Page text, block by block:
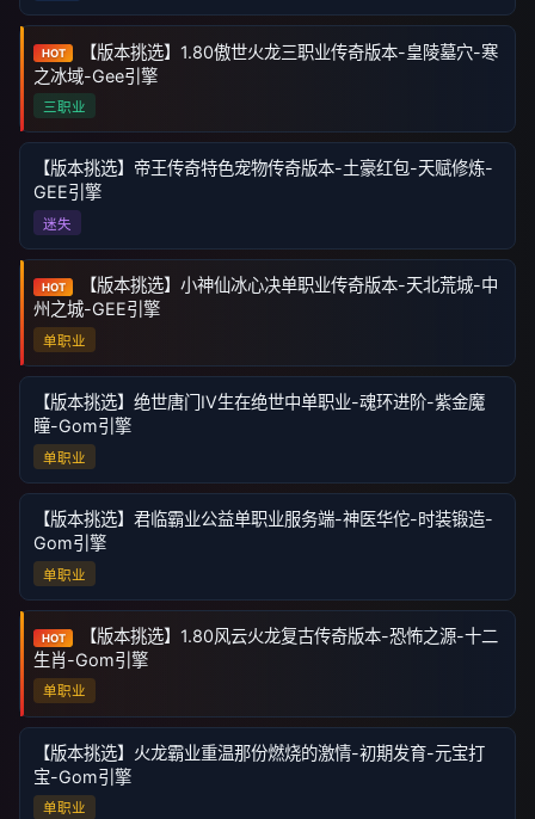
HOT
【版本挑选】1.80傲世火龙三职业传奇版本-皇陵墓穴-寒
之冰域-Gee引擎
三职业
【版本挑选】帝王传奇特色宠物传奇版本-土豪红包-天赋修炼-
GEE引擎
迷失
HOT
【版本挑选】小神仙冰心决单职业传奇版本-天北荒城-中
州之城-GEE引擎
单职业
【版本挑选】绝世唐门IV生在绝世中单职业-魂环进阶-紫金魔
瞳-Gom引擎
单职业
【版本挑选】君临霸业公益单职业服务端-神医华佗-时装锻造-
Gom引擎
单职业
HOT
【版本挑选】1.80风云火龙复古传奇版本-恐怖之源-十二
生肖-Gom引擎
单职业
【版本挑选】火龙霸业重温那份燃烧的激情-初期发育-元宝打
宝-Gom引擎
单职业